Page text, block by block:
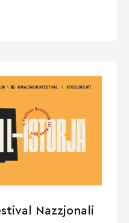
Nazzjonali